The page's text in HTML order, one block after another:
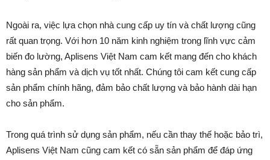
Ngoài ra, việc lựa chọn nhà cung cấp uy tín và chất lượng cũng
rất quan trọng. Với hơn 10 năm kinh nghiệm trong lĩnh vực cảm
biến đo lường, Aplisens Việt Nam cam kết mang đến cho khách
hàng sản phẩm và dịch vụ tốt nhất. Chúng tôi cam kết cung cấp
sản phẩm chính hãng, đảm bảo chất lượng và bảo hành dài hạn
cho sản phẩm.
Trong quá trình sử dụng sản phẩm, nếu cần thay thế hoặc bảo trì,
Aplisens Việt Nam cũng cam kết có sẵn sản phẩm để đáp ứng